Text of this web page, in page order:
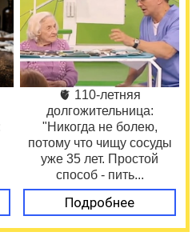
🫀 110-летняя
долгожительница:
"Никогда не болею,
потому что чищу сосуды
уже 35 лет. Простой
способ - пить...
Подробнее